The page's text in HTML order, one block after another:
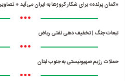
«کمانِ پرنده» برای شکار کروزها به ایران می‌آید + تصاویر
•••
تبعات جنگ | تخفیف دهی نفتی ریاض
•••
حملات رژیم صهیونیستی به جنوب لبنان
•••